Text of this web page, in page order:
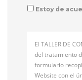
Estoy de
El TALLER DE
del tratamiento
formulario
Website con el